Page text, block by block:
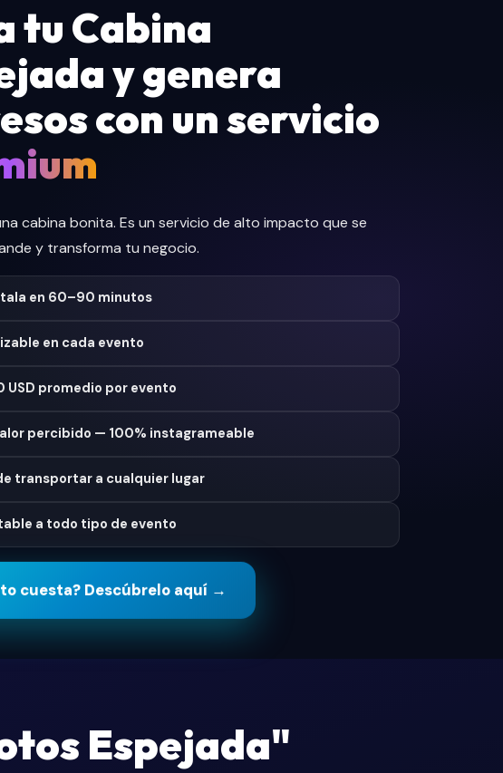
tu Cabina
y genera
con un servicio
cabina bonita. Es un servicio de alto impacto que se
y transforma tu negocio.
en 60–90 minutos
en cada evento
USD promedio por evento
percibido — 100% instagrameable
transportar a cualquier lugar
a todo tipo de evento
cuesta? Descúbrelo aquí →
Espejada"